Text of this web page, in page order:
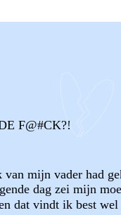
F@#CK?!
mijn vader had
dag zei mijn
dat vindt ik best wel